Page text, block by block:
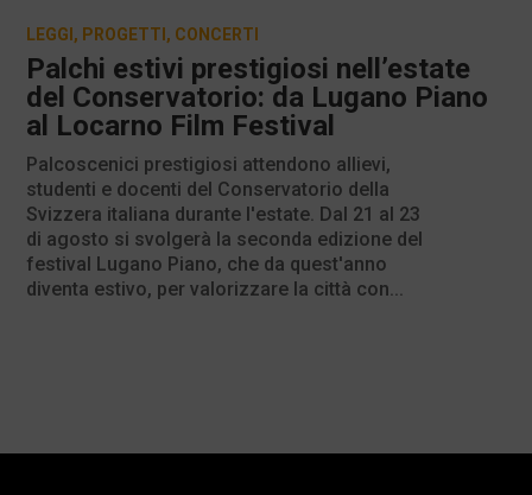
Palchi estivi prestigiosi nell’estate
del Conservatorio: da Lugano Piano
al Locarno Film Festival
LEGGI , PROGETTI , CONCERTI
Palcoscenici prestigiosi attendono allievi,
studenti e docenti del Conservatorio della
Svizzera italiana durante l'estate. Dal 21 al 23
di agosto si svolgerà la seconda edizione del
festival Lugano Piano, che da quest'anno
diventa estivo, per valorizzare la città con...